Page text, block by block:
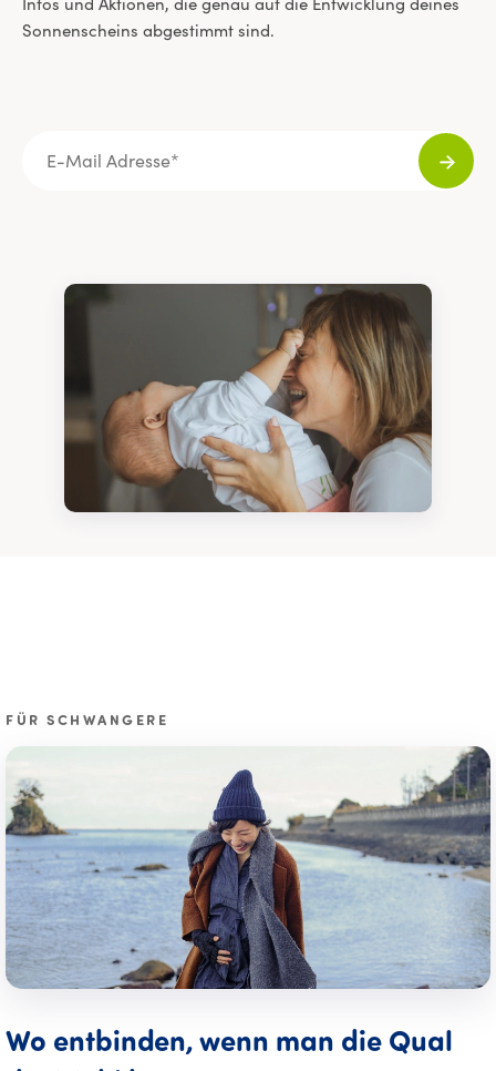
Infos und Aktionen, die genau auf die Entwicklung deines
Sonnenscheins abgestimmt sind.
FÜR SCHWANGERE
Wo entbinden, wenn man die Qual